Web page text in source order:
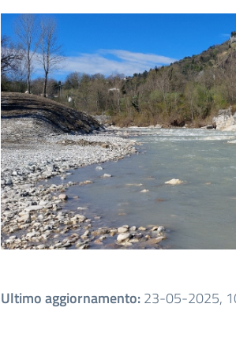
Ultimo aggiornamento:23-05-2025,